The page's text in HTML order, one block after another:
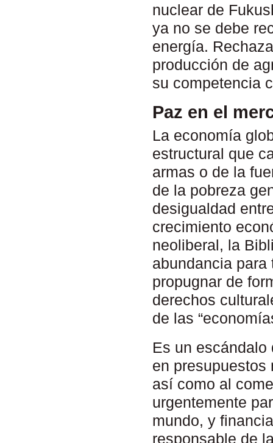
nuclear de
ya no se debe
energía.
producción de
su competencia
Paz en el
La economía
estructural que
armas o de la
de la pobreza
desigualdad
crecimiento
neoliberal, la
abundancia
propugnar de
derechos
de las
Es un
en presupuestos
así como al
urgentemente
mundo, y
responsable de